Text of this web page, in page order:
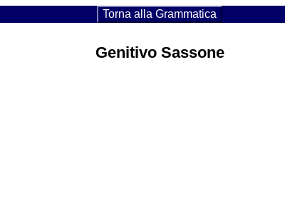
Torna alla Grammatica
Genitivo Sassone